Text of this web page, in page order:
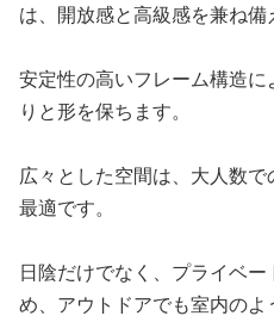
は、開放感と高級感を兼ね備
安定性の高いフレーム構造
りと形を保ちます。
広々とした空間は、大人数
最適です。
日陰だけでなく、プライベ
め、アウトドアでも室内のよ